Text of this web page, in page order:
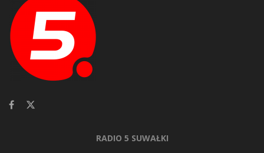
RADIO 5 SUWAŁKI